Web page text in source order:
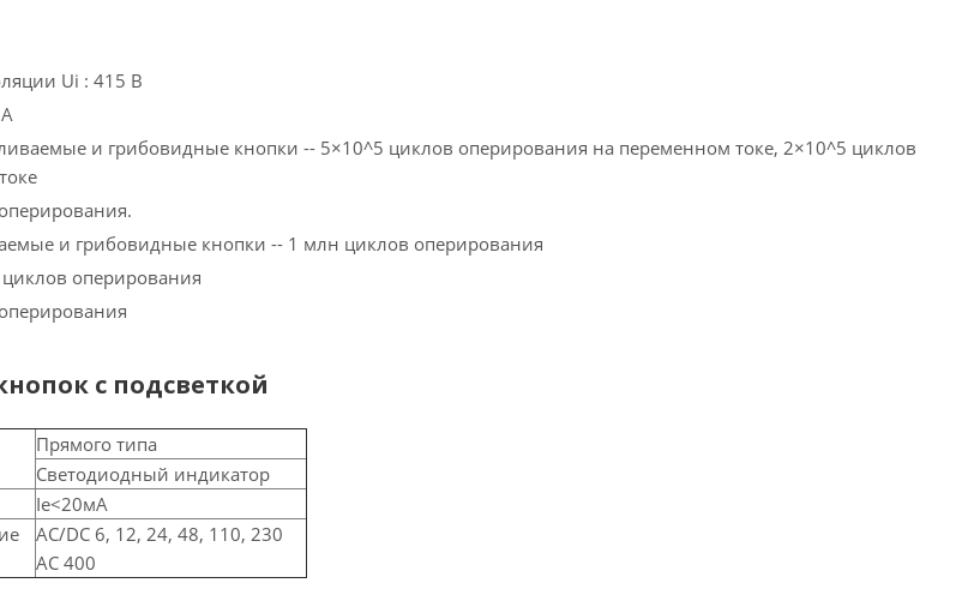
Ui : 415 В
и грибовидные кнопки -- 5×10^5 циклов оперирования на переменном токе, 2×10^5 циклов
и грибовидные кнопки -- 1 млн циклов оперирования
оперирования
с подсветкой
Прямого типа
Светодиодный индикатор
Ie<20мА
AC/DC 6, 12, 24, 48, 110, 230
AC 400